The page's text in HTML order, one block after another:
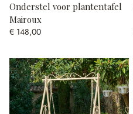
Onderstel voor plantentafel
Mairoux
€ 148,00